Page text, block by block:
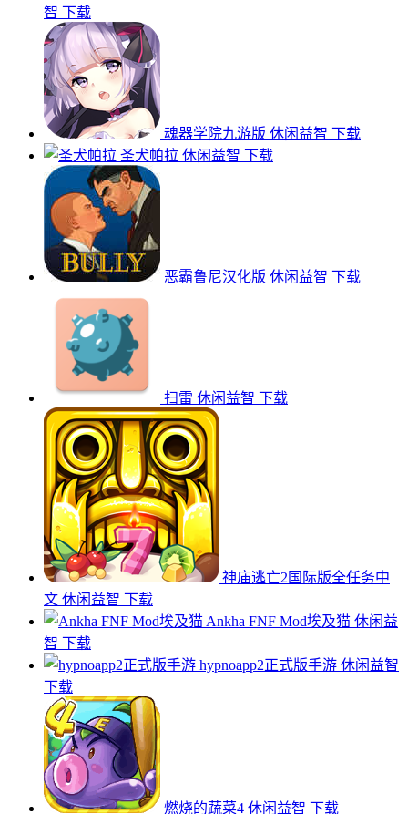
智 下载
魂器学院九游版 休闲益智 下载
圣犬帕拉 休闲益智 下载
恶霸鲁尼汉化版 休闲益智 下载
扫雷 休闲益智 下载
神庙逃亡2国际版全任务中
文 休闲益智 下载
Ankha FNF Mod埃及猫 休闲益
智 下载
hypnoapp2正式版手游 休闲益智
下载
燃烧的蔬菜4 休闲益智 下载